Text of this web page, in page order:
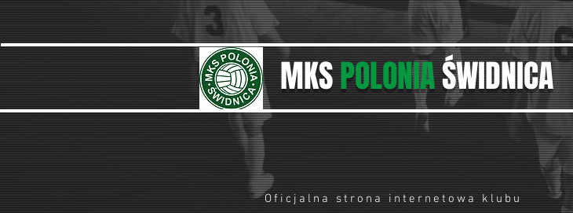
MKSPOLONIAŚWIDNICA
Oficjalna strona internetowa klubu